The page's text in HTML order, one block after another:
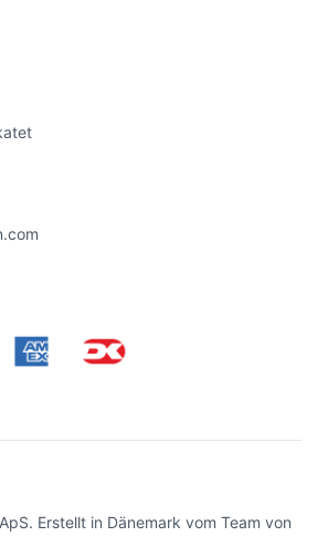
Erstellt in Dänemark vom Team von